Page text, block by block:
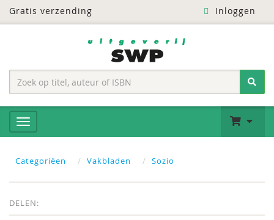
Gratis verzending Inloggen
Categoriëen Vakbladen Sozio
DELEN: